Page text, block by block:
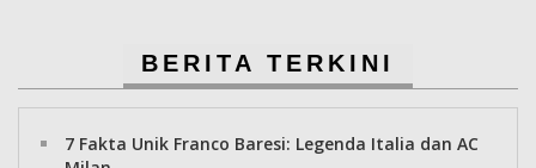
BERITA TERKINI
7 Fakta Unik Franco Baresi: Legenda Italia dan AC